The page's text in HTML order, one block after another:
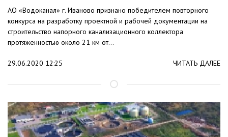
АО «Водоканал» г. Иваново признано победителем повторного
конкурса на разработку проектной и рабочей документации на
строительство напорного канализационного коллектора
протяженностью около 21 км от...
29.06.2020 12:25 ЧИТАТЬ ДАЛЕЕ